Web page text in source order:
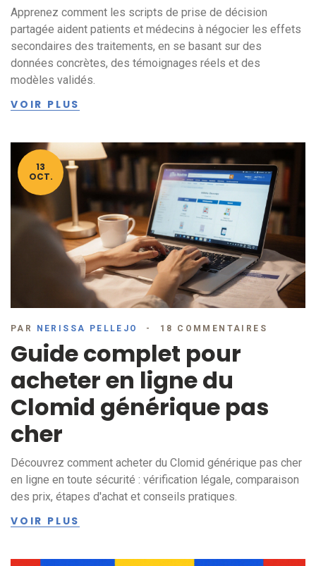
Apprenez comment les scripts de prise de décision
partagée aident patients et médecins à négocier les effets
secondaires des traitements, en se basant sur des
données concrètes, des témoignages réels et des
modèles validés.
VOIR PLUS
13
OCT.
PAR NERISSA PELLEJO 18 COMMENTAIRES
Guide complet pour
acheter en ligne du
Clomid générique pas
cher
Découvrez comment acheter du Clomid générique pas cher
en ligne en toute sécurité : vérification légale, comparaison
des prix, étapes d'achat et conseils pratiques.
VOIR PLUS